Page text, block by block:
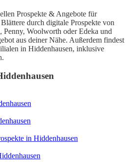
Prospekte & Angebote für
durch digitale Prospekte von
Woolworth oder Edeka und
aus deiner Nähe. Außerdem findest
in Hiddenhausen, inklusive
in Hiddenhausen